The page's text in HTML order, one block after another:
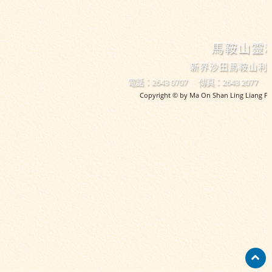
馬鞍山靈
新界沙田馬鞍山
電話：2643 0707 傳真：2643 2077
Copyright © by Ma On Shan Ling Liang